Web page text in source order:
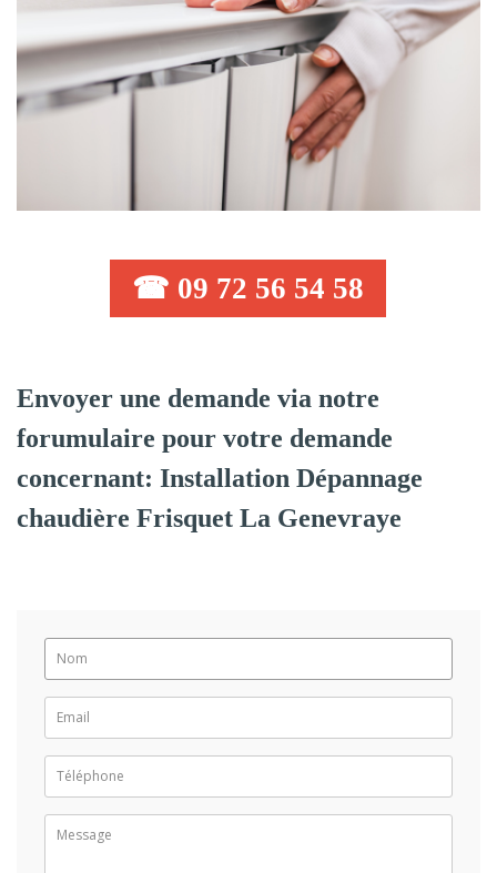
☎ 09 72 56 54 58
Envoyer une demande via notre
forumulaire pour votre demande
concernant: Installation Dépannage
chaudière Frisquet La Genevraye